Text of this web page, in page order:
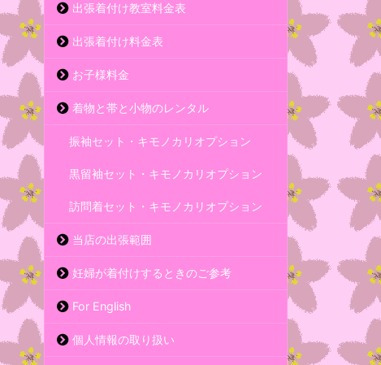
出張着付け教室料金表
出張着付け料金表
お子様料金
着物と帯と小物のレンタル
振袖セット・キモノカリオプション
黒留袖セット・キモノカリオプション
訪問着セット・キモノカリオプション
当店の出張範囲
妊婦が着付けするときのご参考
For English
個人情報の取り扱い